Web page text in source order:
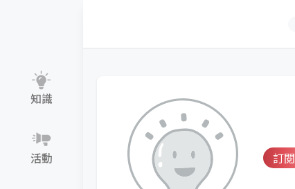
知識
活動 訂閱